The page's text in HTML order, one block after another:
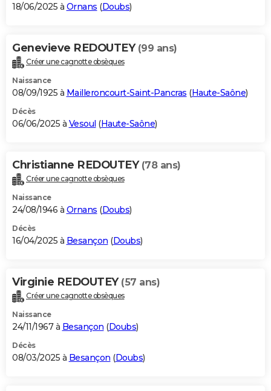
18/06/2025 à Ornans (Doubs)
Genevieve REDOUTEY (99 ans)
Créer une cagnotte obsèques
Naissance
08/09/1925 à Mailleroncourt-Saint-Pancras (Haute-Saône)
Décès
06/06/2025 à Vesoul (Haute-Saône)
Christianne REDOUTEY (78 ans)
Créer une cagnotte obsèques
Naissance
24/08/1946 à Ornans (Doubs)
Décès
16/04/2025 à Besançon (Doubs)
Virginie REDOUTEY (57 ans)
Créer une cagnotte obsèques
Naissance
24/11/1967 à Besançon (Doubs)
Décès
08/03/2025 à Besançon (Doubs)